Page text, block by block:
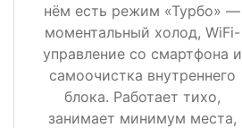
нём есть режим «Турбо» —
моментальный холод, WiFi-
управление со смартфона и
самоочистка внутреннего
блока. Работает тихо,
занимает минимум места,